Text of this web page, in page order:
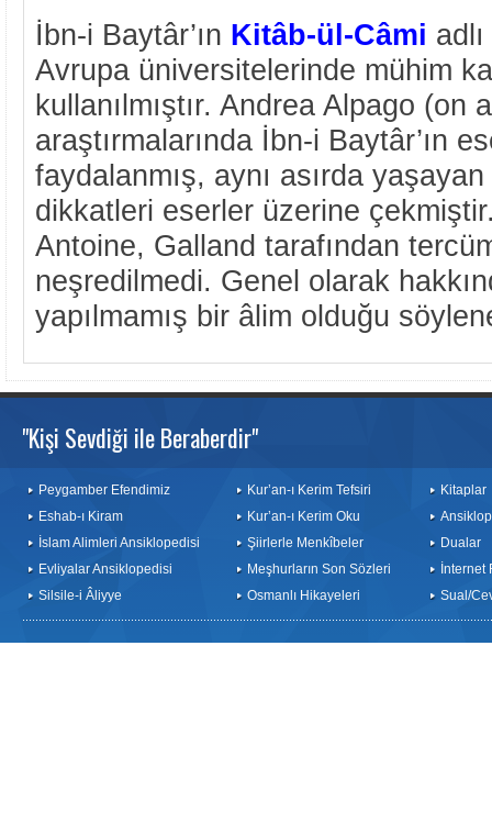
İbn-i Baytâr’ın Kitâb-ül-Câmi
Avrupa üniversitelerinde mühim
kullanılmıştır. Andrea Alpago (on
araştırmalarında İbn-i Baytâr’ın
faydalanmış, aynı asırda
dikkatleri eserler üzerine
Antoine, Galland tarafından
neşredilmedi. Genel olarak
yapılmamış bir âlim olduğu
"Kişi Sevdiği ile Beraberdir"
Peygamber Efendimiz
Eshab-ı Kiram
İslam Alimleri Ansiklopedisi
Evliyalar Ansiklopedisi
Silsile-i Âliyye
Kur’an-ı Kerim Tefsiri
Kur’an-ı Kerim Oku
Şiirlerle Menkîbeler
Meşhurların Son Sözleri
Osmanlı Hikayeleri
Kitaplar
Dualar
İnternet
Sual/